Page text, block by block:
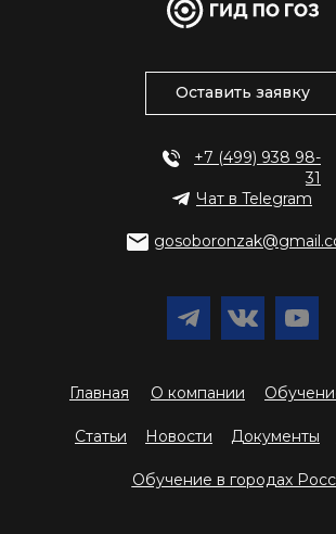
Статьи
О компании
Главная
Обучение в городах
Документы
Новости
Оставить заявку
Чат в Telegram
+7 (499) 938 98-
31